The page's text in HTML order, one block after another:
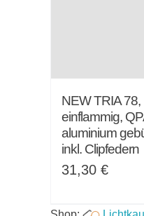
NEW TRIA
einflammig,
aluminium
inkl. Clipfedern
31,30 €